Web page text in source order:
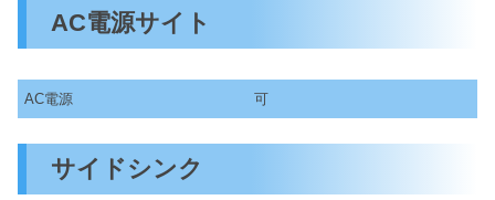
AC電源サイト
AC電源 可
サイドシンク